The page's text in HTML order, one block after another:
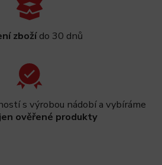
zbožído 30 dnů
s výrobou nádobí a vybíráme
ověřené produkty